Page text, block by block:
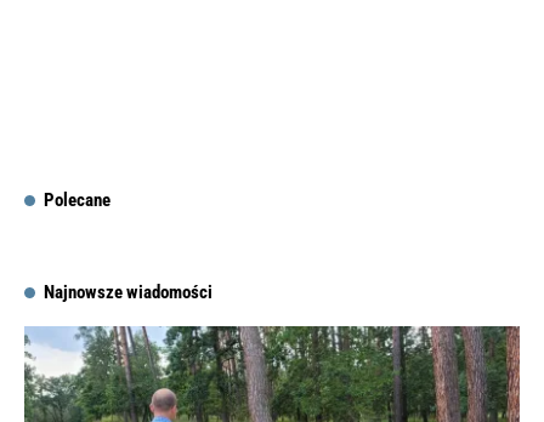
Polecane
Najnowsze wiadomości